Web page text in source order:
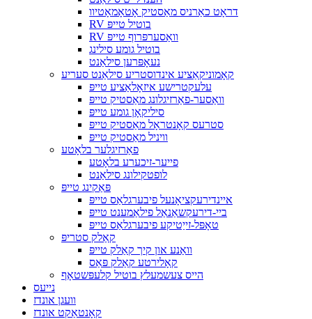
דראָט כאַרניס מאַסטיק אָטאָמאָטיוו
RV בוטיל טייפּ
RV וואַסערפּרוף טייפּ
בוטיל גומע סילינג
נעאָפּרען סילאַנט
קאָמוניקאַציע אינדוסטריע סילאַנט סעריע
עלעקטרישע איזאָלאַציע טייפּ
וואַסער-פאַרזיגלונג מאַסטיק טייפּ
סיליקאָן גומע טייפּ
סטרעס קאָנטראָל מאַסטיק טייפּ
וויניל מאַסטיק טייפּ
פאַרזיגלער בלאָטע
פייער-זיכערע בלאָטע
לופטקילונג סילאַנט
פּאַקינג טייפּ
איינדירעקציאָנעל פיבערגלאַס טייפּ
ביי-דירעקשאַנאַל פילאַמענט טייפּ
טאָפּל-זייַטיקע פיבערגלאַס טייפּ
קאַלק סטריפּ
וואַנע און קיך קאַלק טייפּ
קאָלירטע קאַלק פּאַס
הייס צעשמעלץ בוטיל קלעפּשטאָף
נייעס
וועגן אונדז
קאָנטאַקט אונדז